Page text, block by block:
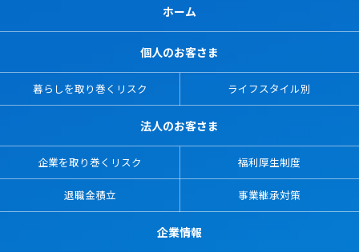
ホーム
個人のお客さま
暮らしを取り巻くリスク ライフスタイル別
法人のお客さま
企業を取り巻くリスク 福利厚生制度
退職金積立 事業継承対策
企業情報